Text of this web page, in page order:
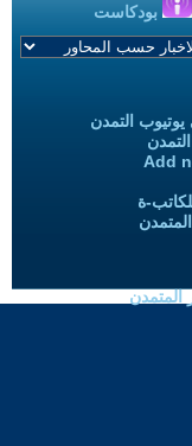
بودكاست
التمدن
Add
ة
المتمدن